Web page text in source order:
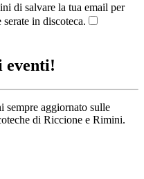
di salvare la tua email per
in discoteca.
eventi!
sempre aggiornato sulle
di Riccione e Rimini.